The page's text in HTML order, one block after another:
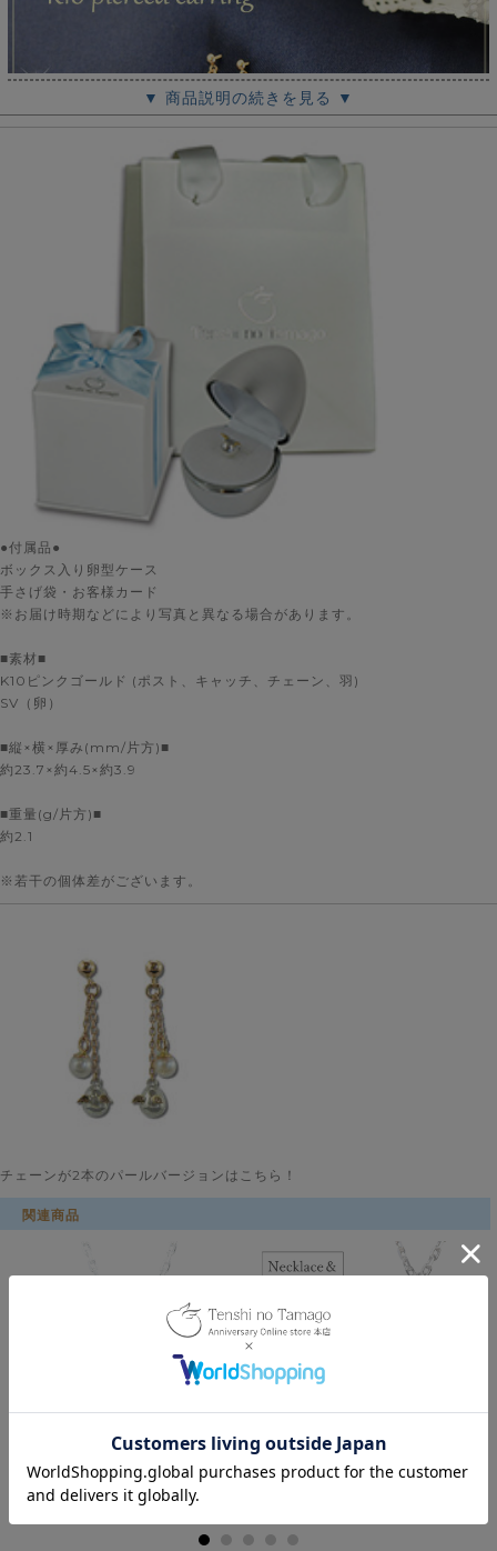
▼ 商品説明の続きを見る ▼
●付属品●
ボックス入り卵型ケース
手さげ袋・お客様カード
※お届け時期などにより写真と異なる場合があります。
■素材■
K10ピンクゴールド (ポスト、キャッチ、チェーン、羽)
SV（卵）
■縦×横×厚み(mm/片方)■
約23.7×約4.5×約3.9
■重量(g/片方)■
約2.1
※若干の個体差がございます。
チェーンが2本のパールバージョンはこちら！
関連商品
価格:16,500円(税込) ～